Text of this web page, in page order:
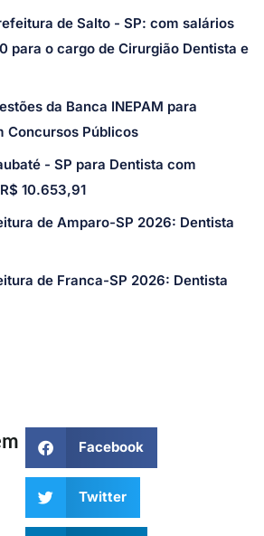
de Salto - SP: com salários
para o cargo de Cirurgião Dentista e
da Banca INEPAM para
Concursos Públicos
- SP para Dentista com
10.653,91
de Amparo-SP 2026: Dentista
de Franca-SP 2026: Dentista
Facebook
Twitter